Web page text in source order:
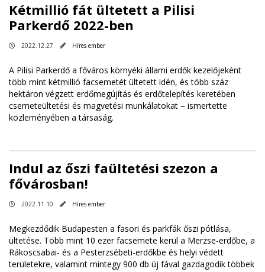
Kétmillió fát ültetett a Pilisi
Parkerdő 2022-ben
2022.12.27 Híres ember
A Pilisi Parkerdő a főváros környéki állami erdők kezelőjeként
több mint kétmillió facsemetét ültetett idén, és több száz
hektáron végzett erdőmegújítás és erdőtelepítés keretében
csemeteültetési és magvetési munkálatokat – ismertette
közleményében a társaság.
Indul az őszi faültetési szezon a
fővárosban!
2022.11.10 Híres ember
Megkezdődik Budapesten a fasori és parkfák őszi pótlása,
ültetése. Több mint 10 ezer facsemete kerül a Merzse-erdőbe, a
Rákoscsabai- és a Pesterzsébeti-erdőkbe és helyi védett
területekre, valamint mintegy 900 db új fával gazdagodik többek